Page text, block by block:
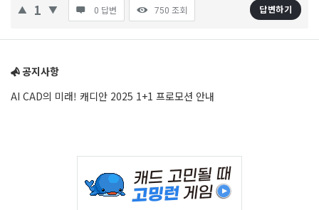
보
의
심
Latest
1 0 답변 750 조회 답변하기
공지사항
AI CAD의 미래! 캐디안 2025 1+1 프로모션 안내